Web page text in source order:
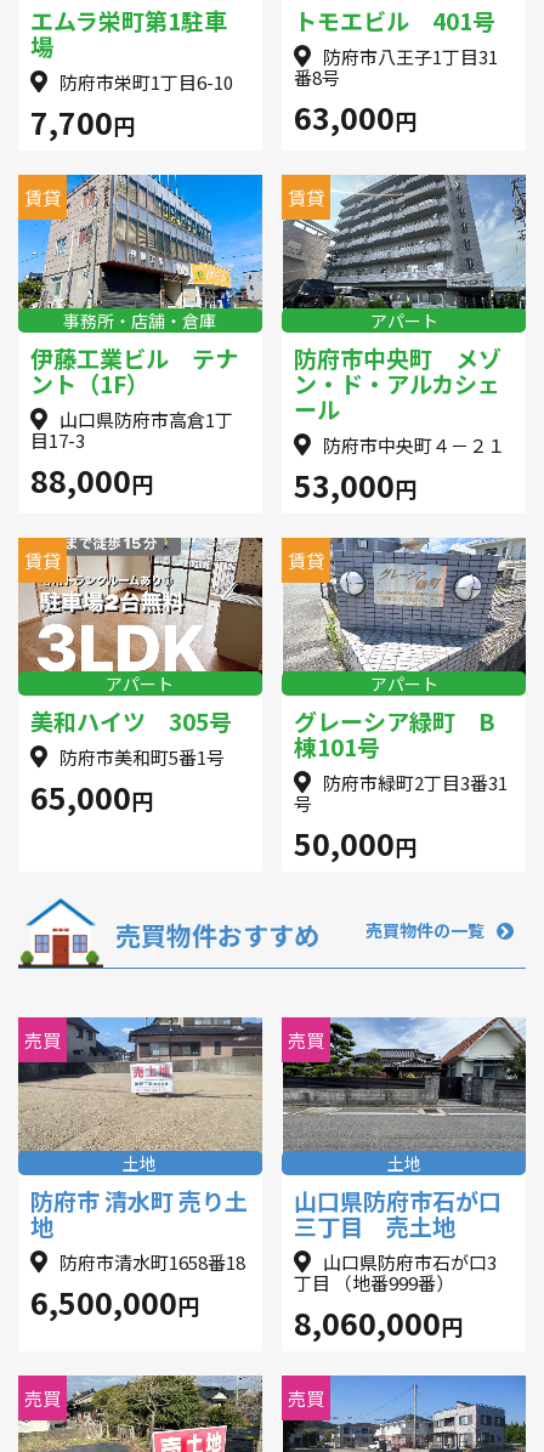
エムラ栄町第1駐車
場
防府市栄町1丁目6-10
7,700円
トモエビル 401号
防府市八王子1丁目31
番8号
63,000円
賃貸
事務所・店舗・倉庫
伊藤工業ビル テナ
ント（1F）
山口県防府市高倉1丁
目17-3
88,000円
賃貸
アパート
防府市中央町 メゾ
ン・ド・アルカシェ
ール
防府市中央町４－２１
53,000円
賃貸
アパート
美和ハイツ 305号
防府市美和町5番1号
65,000円
賃貸
アパート
グレーシア緑町 B
棟101号
防府市緑町2丁目3番31
号
50,000円
売買物件おすすめ 売買物件の一覧
売買
土地
防府市 清水町 売り土
地
防府市清水町1658番18
6,500,000円
売買
土地
山口県防府市石が口
三丁目 売土地
山口県防府市石が口3
丁目 （地番999番）
8,060,000円
売買 売買